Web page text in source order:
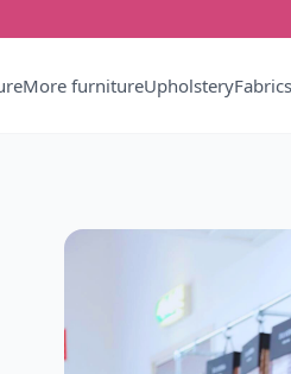
More furnitureUpholstery